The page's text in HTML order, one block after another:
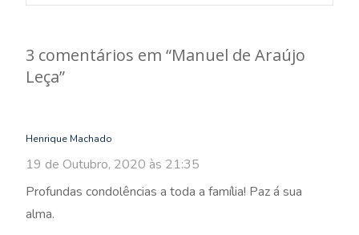
3 comentários em “Manuel de Araújo
Leça”
Henrique Machado
19 de Outubro, 2020 às 21:35
Profundas condolências a toda a família! Paz á sua
alma.